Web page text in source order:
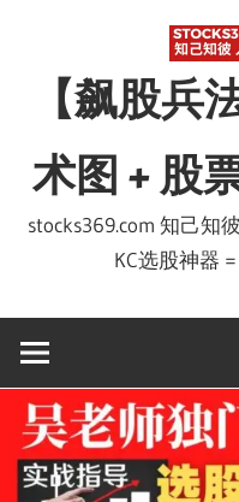
【飙股兵
术图 + 股
stocks369.com 知己知
KC选股神器